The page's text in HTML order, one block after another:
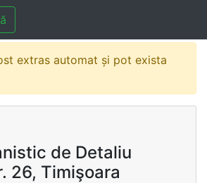
extras automat și pot exista
de Detaliu
26, Timişoara